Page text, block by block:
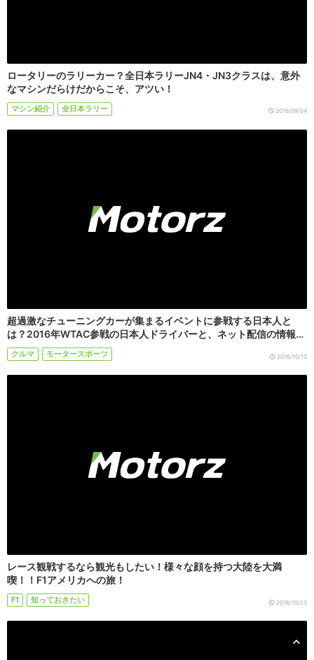
ロータリーのラリーカー？全日本ラリーJN4・JN3クラスは、意外
なマシンだらけだからこそ、アツい！
マシン紹介 全日本ラリー 2016/09/04
超過激なチューニングカーが集まるイベントに参戦する日本人と
は？2016年WTAC参戦の日本人ドライバーと、ネット配信の情報…
クルマ モータースポーツ 2016/10/13
レース観戦するなら観光もしたい！様々な顔を持つ大陸を大満
喫！！F1アメリカへの旅！
F1 知っておきたい 2016/10/23